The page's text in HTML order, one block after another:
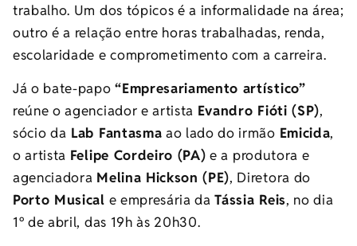
trabalho. Um dos tópicos é a informalidade na área;
outro é a relação entre horas trabalhadas, renda,
escolaridade e comprometimento com a carreira.
Já o bate-papo“Empresariamento artístico”
reúne o agenciador e artista Evandro Fióti (SP),
sócio da Lab Fantasma ao lado do irmão Emicida,
o artista Felipe Cordeiro (PA) e a produtora e
agenciadora Melina Hickson (PE), Diretora do
Porto Musical e empresária daTássia Reis, no dia
1º de abril, das 19h às 20h30.